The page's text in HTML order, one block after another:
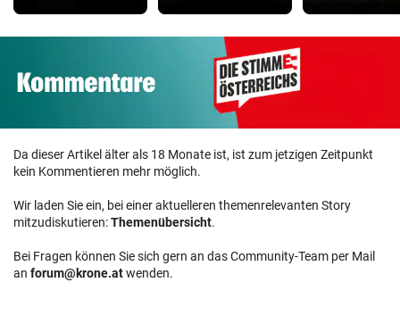
Da dieser Artikel älter als 18 Monate ist, ist zum jetzigen Zeitpunkt
kein Kommentieren mehr möglich.
Wir laden Sie ein, bei einer aktuelleren themenrelevanten Story
mitzudiskutieren:Themenübersicht.
Bei Fragen können Sie sich gern an das Community-Team per Mail
an forum@krone.atwenden.